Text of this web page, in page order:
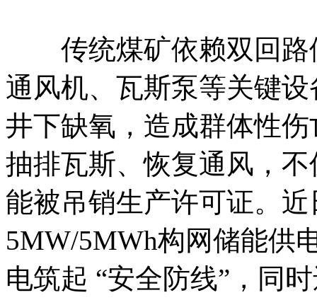
传统煤矿依赖双回路
通风机、瓦斯泵等关键
井下缺氧，造成群体性
抽排瓦斯、恢复通风，
能被吊销生产许可证。
5MW/5MWh构网储能供
电筑起 “安全防线”，同